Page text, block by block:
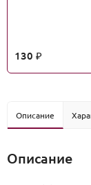
130 ₽
Описание
Описание